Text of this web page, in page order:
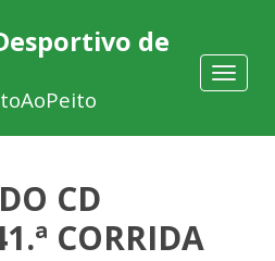
Toggle
de
CD
CORRIDA